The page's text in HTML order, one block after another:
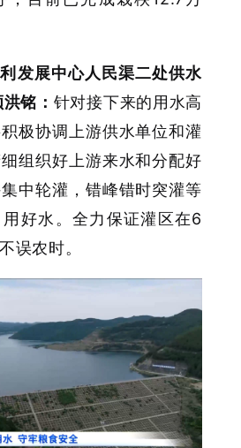
发展中心人民渠二处供水
铭： 针对接下来的用水高
极协调上游供水单位和灌
组织好上游来水和分配好
中轮灌，错峰错时突灌等
好水。全力保证灌区在6
误农时。